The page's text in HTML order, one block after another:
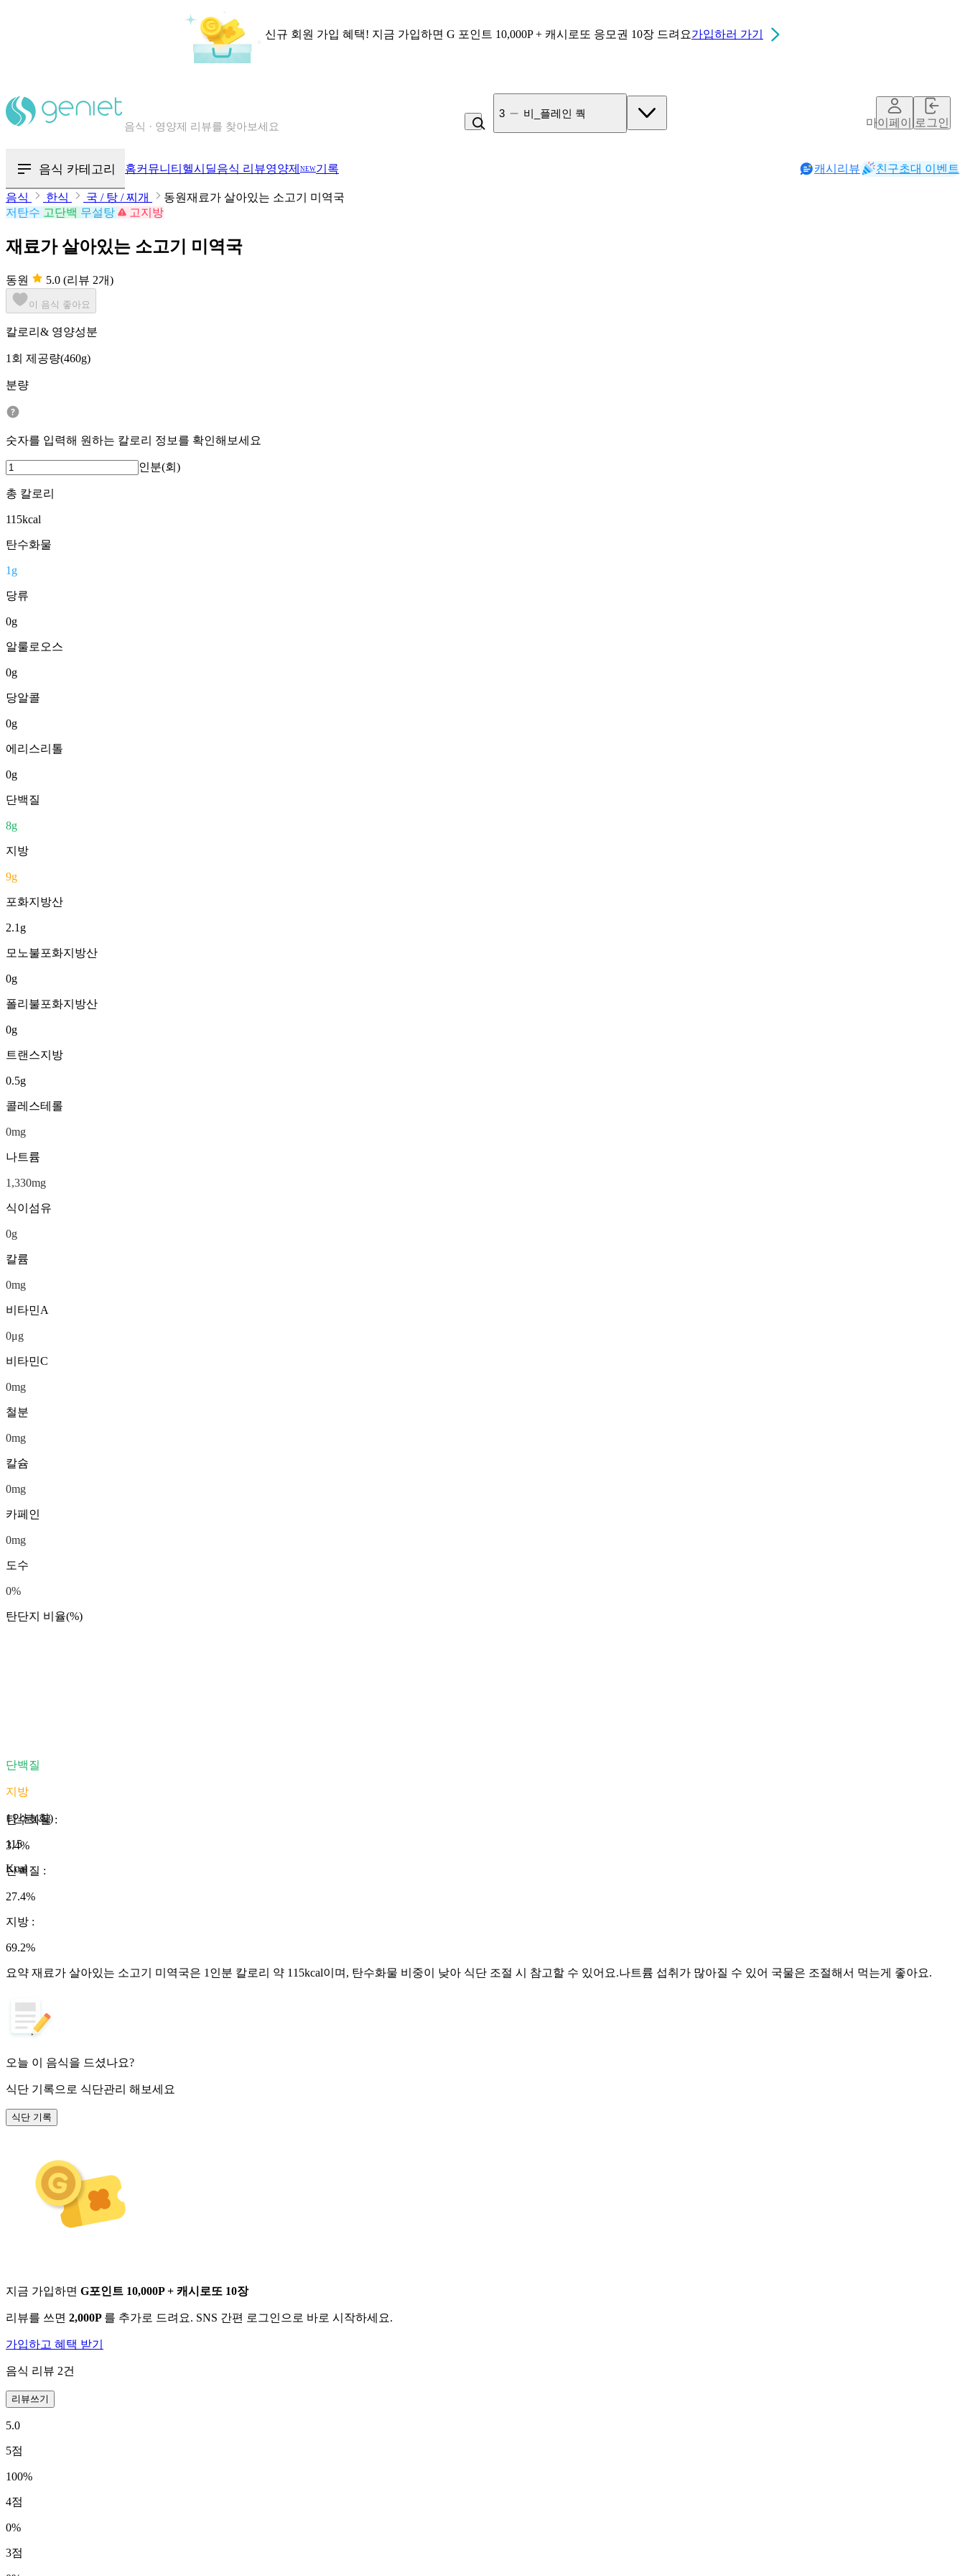
신규 회원 가입 혜택! 지금 가입하면 G 포인트 10,000P + 캐시로또 응모권 10장 드려요가입하러 가기
칼로리와 영양성분을 검색해보세요
3 비_플레인 쿽
마이페이지로그인
음식 카테고리 홈커뮤니티 헬시딜음식 리뷰영양제 NEW기록 캐시리뷰 친구초대 이벤트
음식 한식 국 / 탕 / 찌개
동원재료가 살아있는 소고기 미역국
저탄수 고단백 무설탕 고지방
재료가 살아있는 소고기 미역국
동원 5.0 (리뷰 2개)
이 음식 좋아요
칼로리& 영양성분
1회 제공량(460g)
분량
숫자를 입력해 원하는 칼로리 정보를 확인해보세요
인분(회)
총 칼로리
115kcal
탄수화물
1 g
당류
0g
알룰로오스
0g
당알콜
0g
에리스리톨
0g
단백질
8g
지방
9g
포화지방산
2.1 g
모노불포화지방산
0g
폴리불포화지방산
0g
트랜스지방
0.5g
콜레스테롤
0mg
나트륨
1,330mg
식이섬유
0g
칼륨
0mg
비타민A
0μg
비타민C
0mg
철분
0mg
칼슘
0mg
카페인
0mg
도수
0%
탄단지 비율(%)
단백질
지방
1인분(회)
115
Kcal
탄수화물:
3.4%
단백질 :
27.4%
지방 :
69.2%
요약 재료가 살아있는 소고기 미역국은 1인분 칼로리 약 115kcal이며, 탄수화물 비중이 낮아 식단 조절 시 참고할 수 있어요.나트륨 섭취가 많아질 수 있어 국물은 조절해서 먹는게 좋아요.
오늘 이 음식을 드셨나요?
식단 기록으로 식단관리 해보세요
식단 기록
지금 가입하면 G포인트 10,000P + 캐시로또 10장
리뷰를 쓰면 2,000P 를 추가로 드려요. SNS 간편 로그인으로 바로 시작하세요.
가입하고 혜택 받기
음식 리뷰 2건
리뷰쓰기
5.0
5점
100%
4점
0%
3점